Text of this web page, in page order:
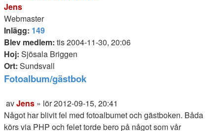
Jens
Webmaster
Inlägg: 149
Blev medlem: tis 2004-11-30, 20:06
Hoj: Sjösala Briggen
Ort: Sundsvall
Fotoalbum/gästbok
Citera
Inlägg
avJens » lör 2012-09-15, 20:41
Något har blivit fel med fotoalbumet och gästboken. Båda
körs via PHP och felet torde bero på något som vår